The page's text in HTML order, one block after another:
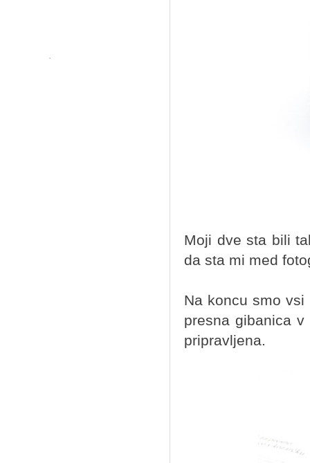
Moji dve sta bili
da sta mi med
Na koncu smo
presna gibanica
pripravljena.